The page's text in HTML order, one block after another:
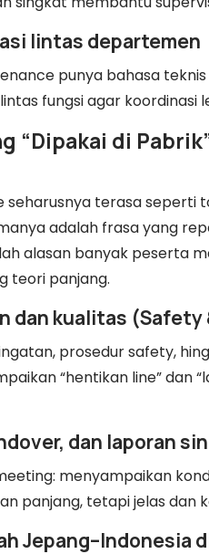
lintas departemen
punya bahasa
fungsi agar koordinasi
“Dipakai di
seharusnya terasa seperti
adalah frasa yang
alasan banyak peserta
teori panjang.
dan kualitas (Safety
prosedur safety,
“hentikan line” dan
dan laporan
menyampaikan
panjang, tetapi jelas dan
Jepang–Indonesia